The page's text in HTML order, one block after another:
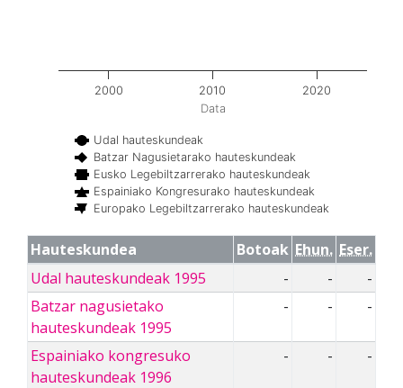
Data
Udal hauteskundeak
Batzar Nagusietarako hauteskundeak
Eusko Legebiltzarrerako hauteskundeak
Espainiako Kongresurako hauteskundeak
Europako Legebiltzarrerako hauteskundeak
2000 2010 2020
Hauteskundea Botoak Ehun. Eser.
Udal hauteskundeak 1995
- -
-
Batzar nagusietako
hauteskundeak 1995
- - -
Espainiako kongresuko
hauteskundeak 1996
- - -